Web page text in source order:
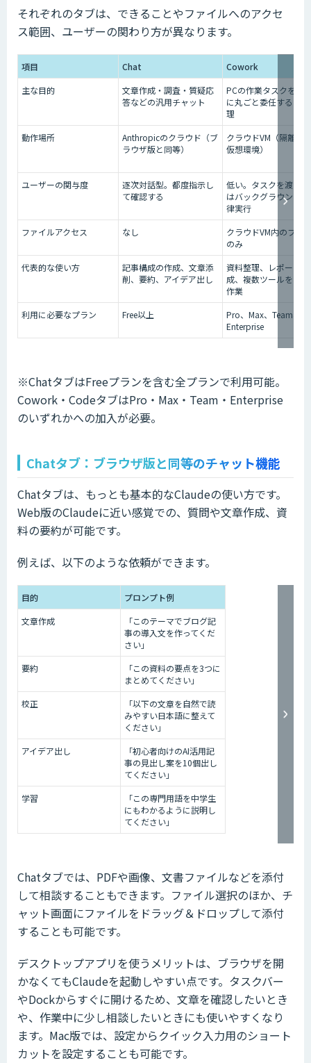
それぞれのタブは、できることやファイルへのアクセ
ス範囲、ユーザーの関わり方が異なります。
項目 Chat
Cowork
主な目的
文章作成・調査・質疑応
答などの汎用チャット
PCの作業タスクを
に丸ごと委任する自
理
動作場所
Anthropicのクラウド（ブ
ラウザ版と同等）
クラウドVM（隔離さ
仮想環境）
ユーザーの関与度
逐次対話型。都度指示し
て確認する
低い。タスクを渡し
はバックグラウンド
律実行
ファイルアクセス
なし
クラウドVM内のファ
のみ
代表的な使い方
記事構成の作成、文章添
削、要約、アイデア出し
資料整理、レポート作
成、複数ツールをま
作業
利用に必要なプラン
Free以上
Pro、Max、Team、
Enterprise
※ChatタブはFreeプランを含む全プランで利用可能。
Cowork・CodeタブはPro・Max・Team・Enterprise
のいずれかへの加入が必要。
Chatタブ：ブラウザ版と同等のチャット機能
Chatタブは、もっとも基本的なClaudeの使い方です。
Web版のClaudeに近い感覚での、質問や文章作成、資
料の要約が可能です。
例えば、以下のような依頼ができます。
目的
プロンプト例
文章作成
「このテーマでブログ記
事の導入文を作ってくだ
さい」
要約
「この資料の要点を3つに
まとめてください」
校正
「以下の文章を自然で読
みやすい日本語に整えて
ください」
アイデア出し
「初心者向けのAI活用記
事の見出し案を10個出し
てください」
学習
「この専門用語を中学生
にもわかるように説明し
てください」
Chatタブでは、PDFや画像、文書ファイルなどを添付
して相談することもできます。ファイル選択のほか、チ
ャット画面にファイルをドラッグ＆ドロップして添付
することも可能です。
デスクトップアプリを使うメリットは、ブラウザを開
かなくてもClaudeを起動しやすい点です。タスクバー
やDockからすぐに開けるため、文章を確認したいとき
や、作業中に少し相談したいときにも使いやすくなり
ます。Mac版では、設定からクイック入力用のショート
カットを設定することも可能です。